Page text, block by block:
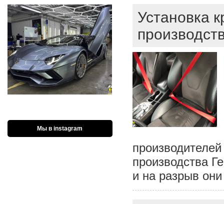
Мы в instagram
Установка
производства
и на разрыв